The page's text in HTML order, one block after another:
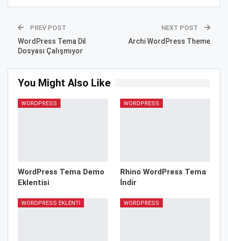
PREV POST
WordPress Tema Dil
Dosyası Çalışmıyor
NEXT POST
Archi WordPress Theme
You Might Also Like
WORDPRESS
WordPress Tema Demo
Eklentisi
WORDPRESS
Rhino WordPress Tema
İndir
WORDPRESS EKLENTI WORDPRESS